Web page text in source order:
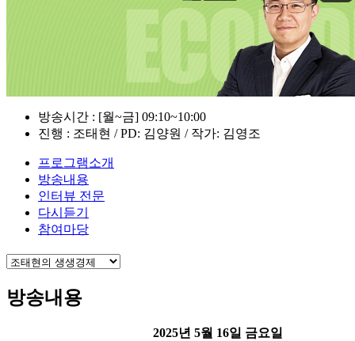
방송시간 : [월~금] 09:10~10:00
진행 : 조태현 / PD: 김양원 / 작가: 김영조
프로그램소개
방송내용
인터뷰 전문
다시듣기
참여마당
방송내용
2025년 5월 16일 금요일